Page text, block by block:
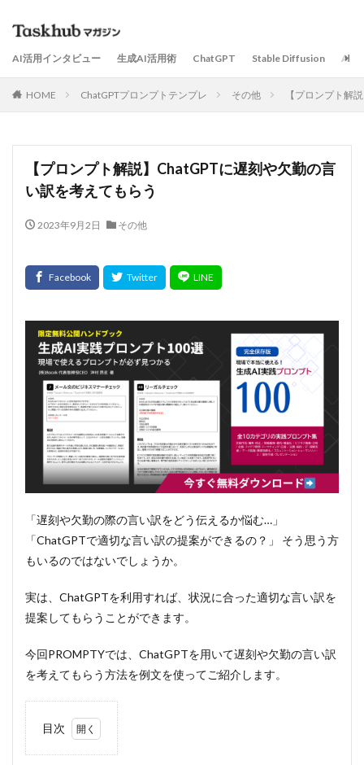
AI活用インタビュー 生成AI活用術 ChatGPT Stable Diffusion AIサ
HOME ChatGPTプロンプトテンプレ その他 【プロンプト解
【プロンプト解説】ChatGPTに遅刻や欠勤の言
い訳を考えてもらう
2023年9月2日 その他
「遅刻や欠勤の際の言い訳をどう伝えるか悩む…」
「ChatGPTで適切な言い訳の提案ができるの？」 そう思う方
もいるのではないでしょうか。
実は、ChatGPTを利用すれば、状況に合った適切な言い訳を
提案してもらうことができます。
今回PROMPTYでは、ChatGPTを用いて遅刻や欠勤の言い訳
を考えてもらう方法を例文を使ってご紹介します。
目次